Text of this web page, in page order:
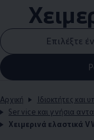
Επιλέξτε
Αρχική
Ιδιοκτήτες και
Service και γνήσια
Χειμερινά ελαστικά